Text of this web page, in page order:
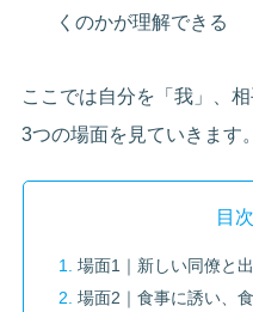
くのかが理解できる
ここでは自分を「我」、
3つの場面を見ていきます。
目次
場面1｜新しい同僚と
場面2｜食事に誘い、